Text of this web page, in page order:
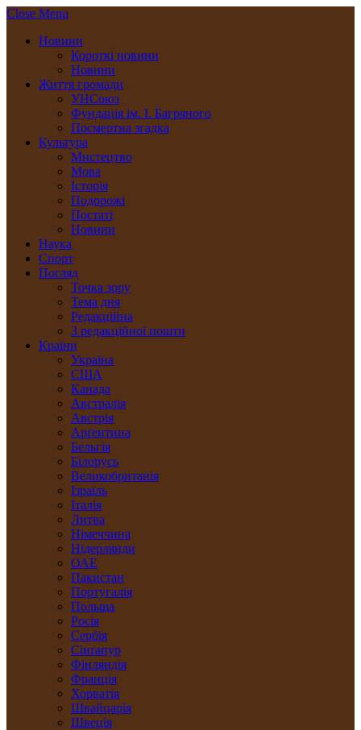
Close Menu
Новини
Короткі новини
Новини
Життя громади
УНСоюз
Фундація ім. І. Багряного
Посмертна згадка
Культура
Мистецтво
Мова
Історія
Подорожі
Постаті
Новини
Наука
Спорт
Погляд
Точка зору
Тема дня
Редакційна
З редакційної пошти
Країни
Україна
США
Канада
Австралія
Австрія
Арґентина
Бельгія
Білорусь
Великобританія
Ізраїль
Італія
Литва
Німеччина
Нідерлянди
ОАЕ
Пакистан
Португалія
Польща
Росія
Сербія
Сінґапур
Фінляндія
Франція
Хорватія
Швайцарія
Швеція